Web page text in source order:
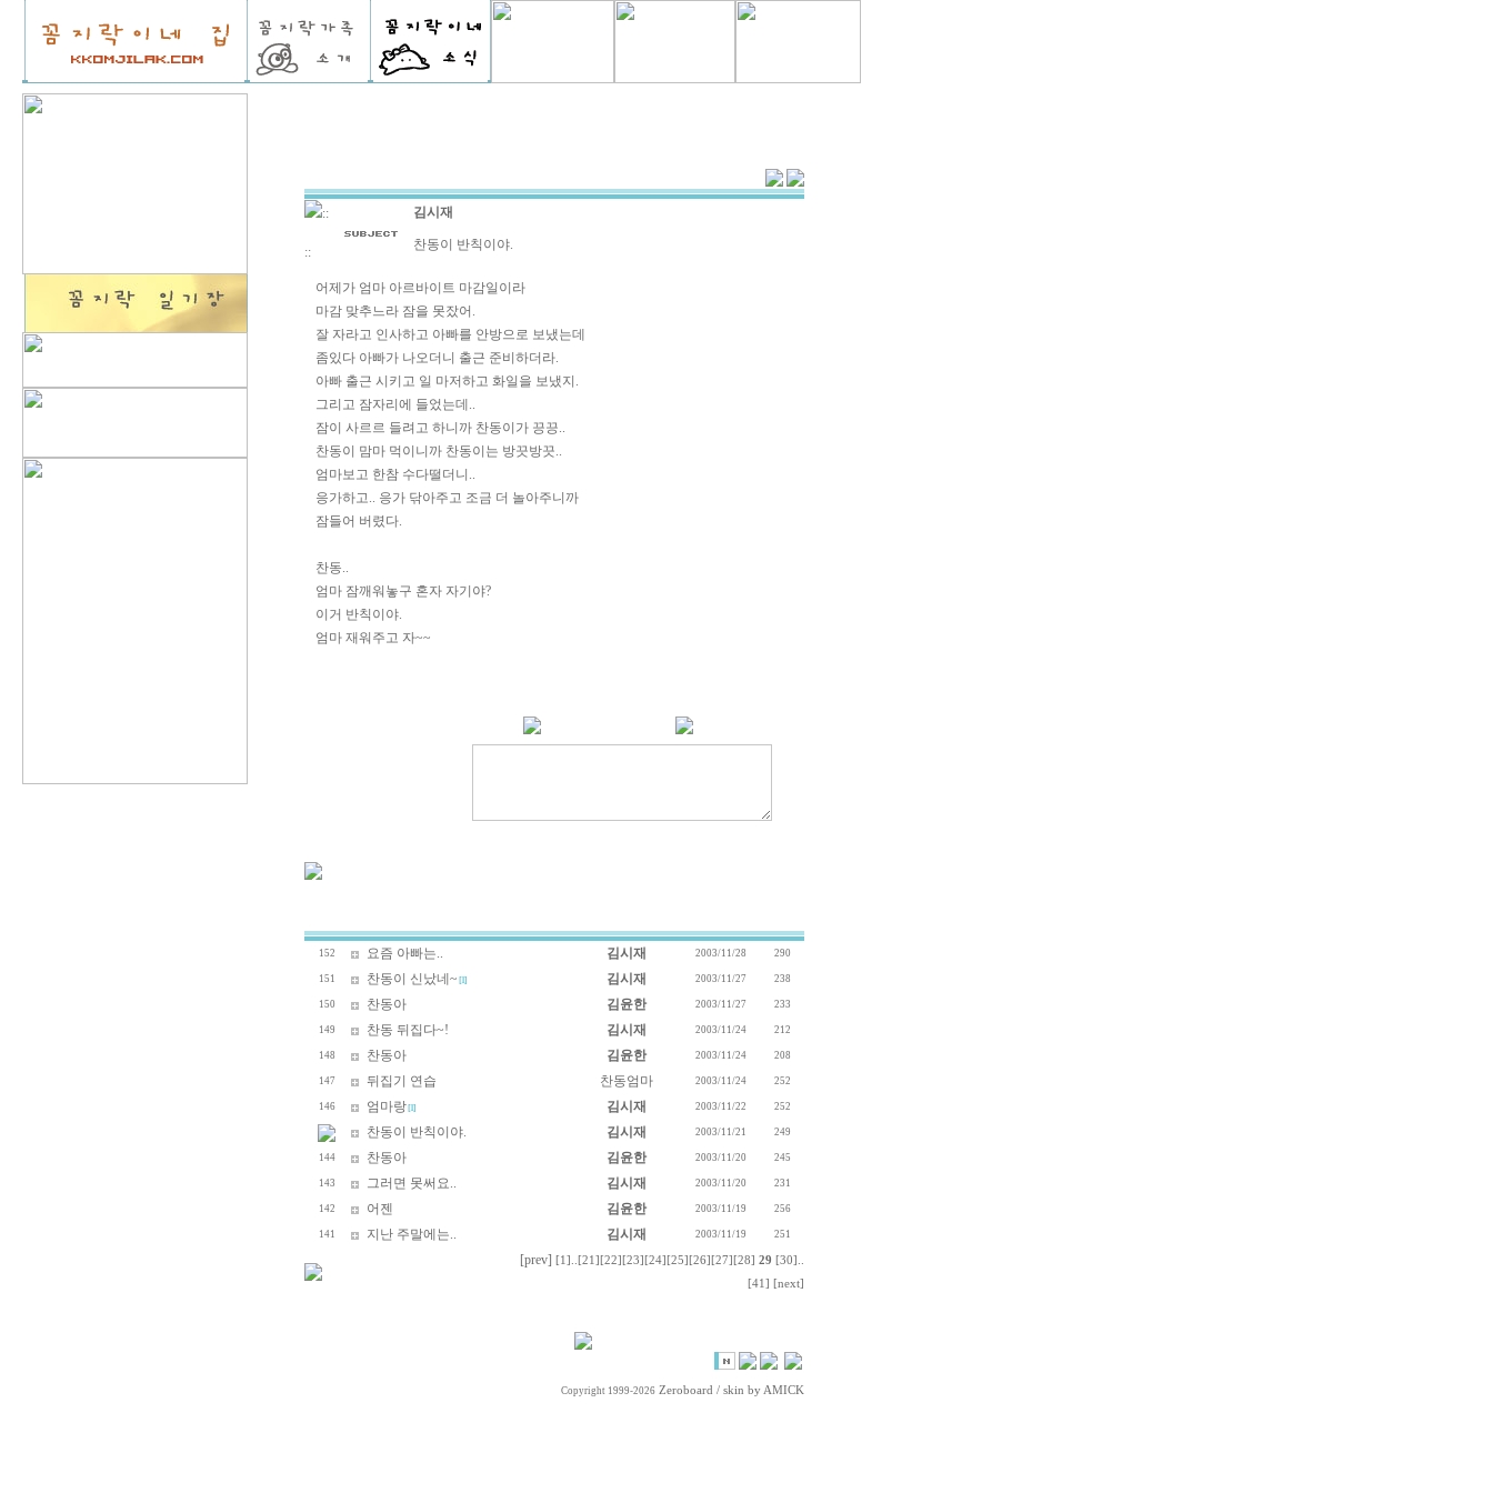
:: 김시재
:: 찬동이 반칙이야.
어제가 엄마 아르바이트 마감일이라
마감 맞추느라 잠을 못잤어.
잘 자라고 인사하고 아빠를 안방으로 보냈는데
좀있다 아빠가 나오더니 출근 준비하더라.
아빠 출근 시키고 일 마저하고 화일을 보냈지.
그리고 잠자리에 들었는데..
잠이 사르르 들려고 하니까 찬동이가 끙끙..
찬동이 맘마 먹이니까 찬동이는 방끗방끗..
엄마보고 한참 수다떨더니..
응가하고.. 응가 닦아주고 조금 더 놀아주니까
잠들어 버렸다.
찬동..
엄마 잠깨워놓구 혼자 자기야?
이거 반칙이야.
엄마 재워주고 자~~
152 요즘 아빠는.. 김시재 2003/11/28 290
151 찬동이 신났네~ [1] 김시재 2003/11/27 238
150 찬동아 김윤한 2003/11/27 233
149 찬동 뒤집다~! 김시재 2003/11/24 212
148 찬동아 김윤한 2003/11/24 208
147 뒤집기 연습 찬동엄마 2003/11/24 252
146 엄마랑 [1] 김시재 2003/11/22 252
찬동이 반칙이야. 김시재 2003/11/21 249
144 찬동아 김윤한 2003/11/20 245
143 그러면 못써요.. 김시재 2003/11/20 231
142 어젠 김윤한 2003/11/19 256
141 지난 주말에는.. 김시재 2003/11/19 251
[prev] [1] [21] [22] [23] [24] [25] [26] [27] [28] 29 [30]
[41] [next]
Copyright 1999-2026 Zeroboard / skin by AMICK